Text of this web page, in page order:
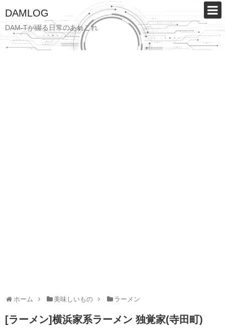
DAMLOG
DAM-Tが綴る日常のあれこれ
ホーム 美味しいもの ラーメン
[ラーメン]横浜家系ラーメン 独覚家(寺田町)